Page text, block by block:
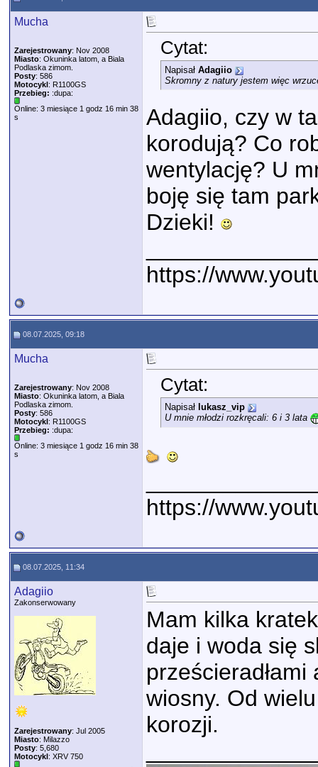
Mucha
Zarejestrowany: Nov 2008
Miasto: Okuninka latom, a Biala
Podlaska zimom.
Posty: 586
Motocykl: R1100GS
Przebieg: :dupa:
Online: 3 miesiące 1 godz 16 min 38
s
Cytat:
Napisał Adagiio
Skromny z natury jestem więc
Adagiio, czy w
korodują? Co
wentylację? U
boję się tam
Dzieki!
https://
08.07.2025, 09:18
Mucha
Zarejestrowany: Nov 2008
Miasto: Okuninka latom, a Biala
Podlaska zimom.
Posty: 586
Motocykl: R1100GS
Przebieg: :dupa:
Online: 3 miesiące 1 godz 16 min 38
s
Cytat:
Napisał lukasz_vip
U mnie młodzi rozkręcali: 6 i 3 lata
https://
08.07.2025, 11:34
Adagiio
Zakonserwowany
Zarejestrowany: Jul 2005
Miasto: Milazzo
Posty: 5,680
Motocykl: XRV 750
Mam kilka
daje i woda się
wiosny. Od
korozji.